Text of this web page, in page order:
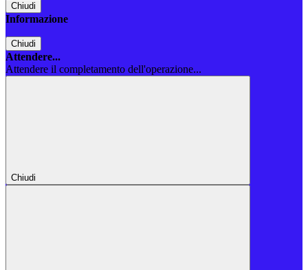
Chiudi
Informazione
Chiudi
Attendere...
Attendere il completamento dell'operazione...
Chiudi